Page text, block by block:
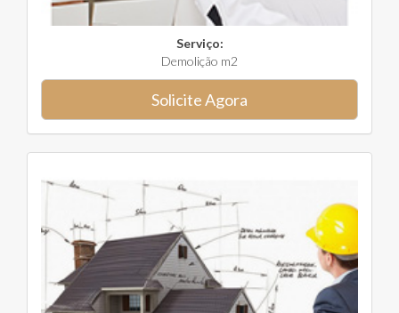
Serviço:
Demolição m2
Solicite Agora